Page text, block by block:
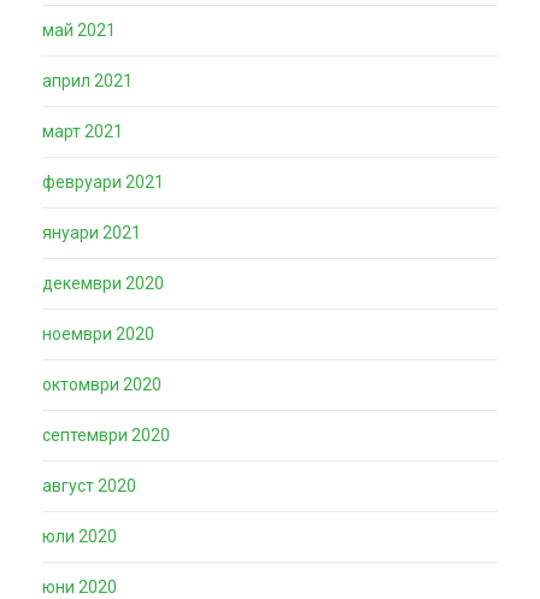
май 2021
април 2021
март 2021
февруари 2021
януари 2021
декември 2020
ноември 2020
октомври 2020
септември 2020
август 2020
юли 2020
юни 2020